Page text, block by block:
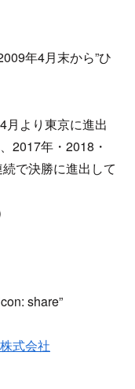
年4月末から”ひ
月より東京に進出
2017年・2018・
で決勝に進出して
share”
式会社